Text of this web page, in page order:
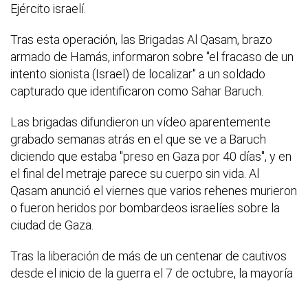
Ejército israelí.
Tras esta operación, las Brigadas Al Qasam, brazo
armado de Hamás, informaron sobre "el fracaso de un
intento sionista (Israel) de localizar" a un soldado
capturado que identificaron como Sahar Baruch.
Las brigadas difundieron un vídeo aparentemente
grabado semanas atrás en el que se ve a Baruch
diciendo que estaba "preso en Gaza por 40 días", y en
el final del metraje parece su cuerpo sin vida. Al
Qasam anunció el viernes que varios rehenes murieron
o fueron heridos por bombardeos israelíes sobre la
ciudad de Gaza.
Tras la liberación de más de un centenar de cautivos
desde el inicio de la guerra el 7 de octubre, la mayoría